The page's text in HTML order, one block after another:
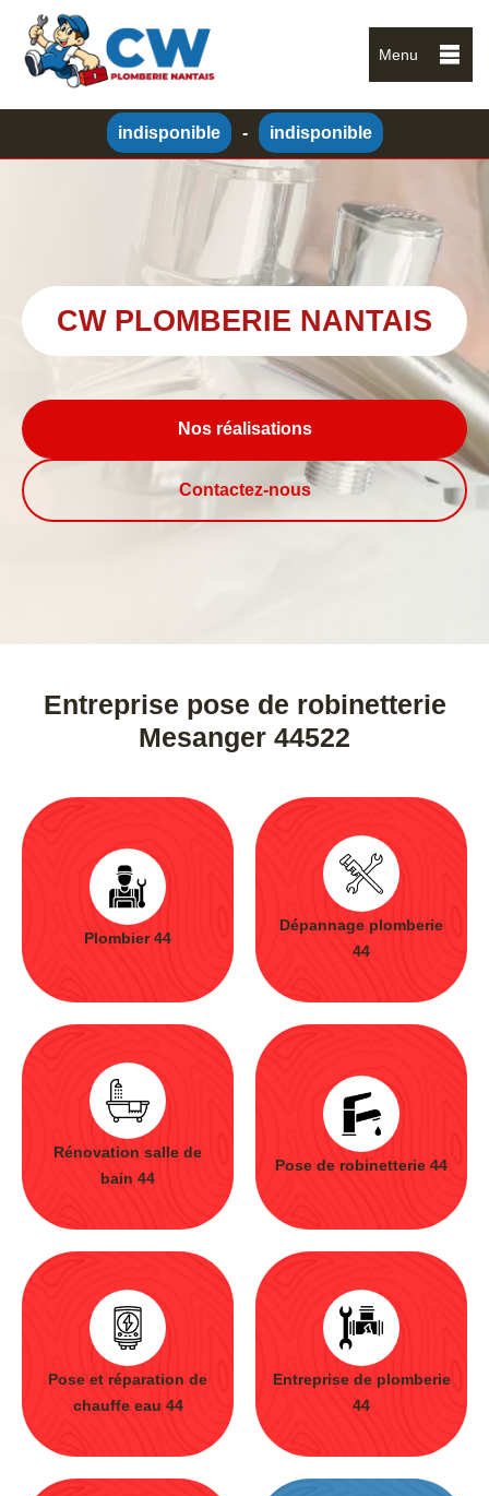
Menu
indisponible - indisponible
CW PLOMBERIE NANTAIS
Nos réalisations
Contactez-nous
Entreprise pose de robinetterie
Mesanger 44522
Plombier 44
Dépannage plomberie
44
Rénovation salle de
bain 44
Pose de robinetterie 44
Pose et réparation de
chauffe eau 44
Entreprise de plomberie
44